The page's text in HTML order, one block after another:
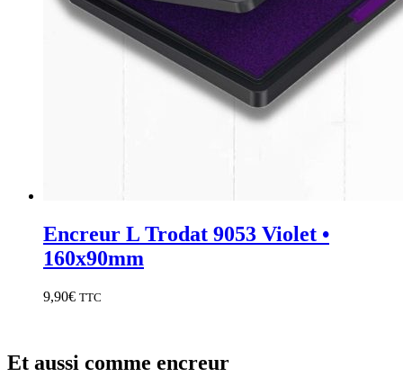
Encreur L Trodat 9053 Violet •
160x90mm
9,90€ TTC
Et aussi comme encreur